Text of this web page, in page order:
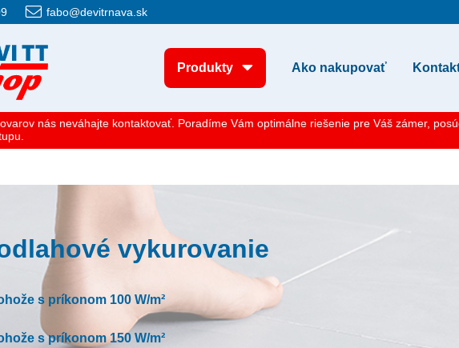
fabo@devitrnava.sk
Produkty Ako nakupovať
nás neváhajte kontaktovať. Poradíme Vám optimálne riešenie pre Váš zámer,
vykurovanie
s príkonom 100 W/m²
s príkonom 150 W/m²